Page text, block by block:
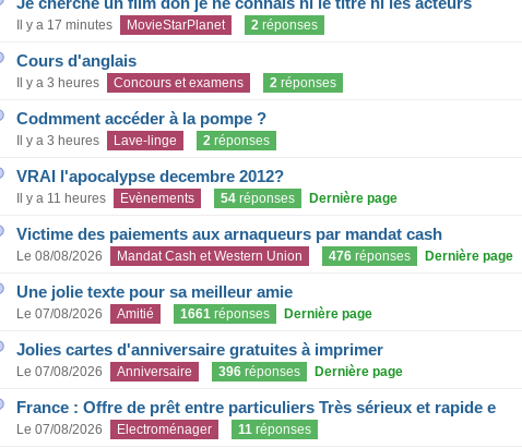
Il y a 17 minutes MovieStarPlanet 2réponses
Cours d'anglais
Il y a 3 heures Concours et examens 2réponses
Codmment accéder à la pompe ?
Il y a 3 heures Lave-linge 2réponses
VRAI l'apocalypse decembre 2012?
Il y a 11 heures Evènements 54réponses Dernière page
Victime des paiements aux arnaqueurs par mandat cash
Le 08/08/2026 Mandat Cash et Western Union 476réponses Dernière page
Une jolie texte pour sa meilleur amie
Le 07/08/2026 Amitié 1661réponses Dernière page
Jolies cartes d'anniversaire gratuites à imprimer
Le 07/08/2026 Anniversaire 396réponses Dernière page
France : Offre de prêt entre particuliers Très sérieux et rapide e
Le 07/08/2026 Electroménager 11réponses